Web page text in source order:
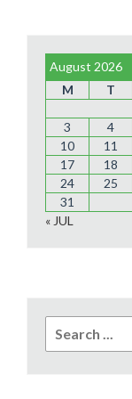
August 2026
M
T
3
4
10
11
17
18
24
25
31
« JUL
for: